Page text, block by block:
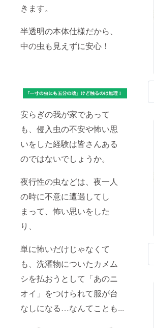
きます。
半透明の本体仕様だから、
中の虫も見えずに安心！
安らぎの我が家であって
も、侵入虫の不安や怖い思
いをした経験は皆さんある
のではないでしょうか。
夜行性の虫などは、夜一人
の時に不意に遭遇してし
まって、怖い思いをした
り、
単に怖いだけじゃなくて
も、洗濯物についたカメム
シを払おうとして「あのニ
オイ」をつけられて服が台
なしになる…なんてことも...